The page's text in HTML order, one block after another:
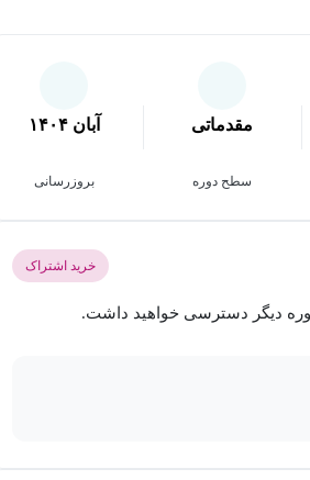
مقدماتی
سطح دوره بروزرسانی
آبان ۱۴۰۴
خرید اشتراک